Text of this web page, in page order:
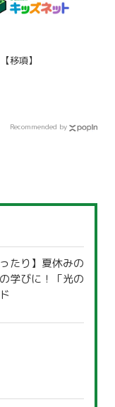
移項】
Recommended by
たり】夏休みの
学びに！「光の